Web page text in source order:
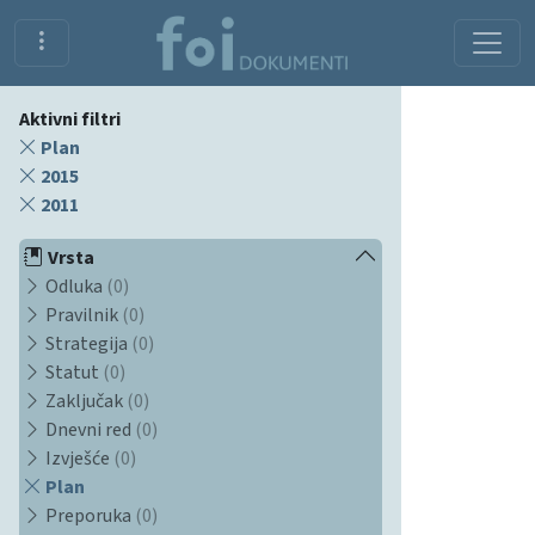
Aktivni filtri
Plan
2015
2011
Vrsta
Odluka (0)
Pravilnik (0)
Strategija (0)
Statut (0)
Zaključak (0)
Dnevni red (0)
Izvješće (0)
Plan
Preporuka (0)